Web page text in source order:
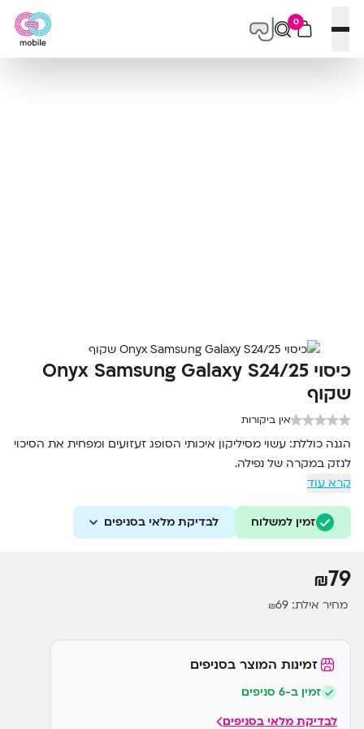
פתח תפריט
0
כיסוי 25/Onyx Samsung Galaxy S24
שקוף
אין ביקורות
הגנה כוללת: עשוי מסיליקון איכותי הסופג זעזועים ומפחית את הסיכוי
לנזק במקרה של נפילה.
תחושת יד נעימה: מגע רך ונעים, מספק אחיזה יציבה מבלי להחליק
מהיד.
נגישות מלאה: גישה נוחה לכל הכפתורים, החיבורים והמצלמות ללא
צורך להסיר את הכיסוי.
קרא עוד
זמין למשלוח לבדיקת מלאי בסניפים
₪79
מחיר אילת: ₪69
זמינות המוצר בסניפים
זמין ב-6 סניפים
לבדיקת מלאי בסניפים